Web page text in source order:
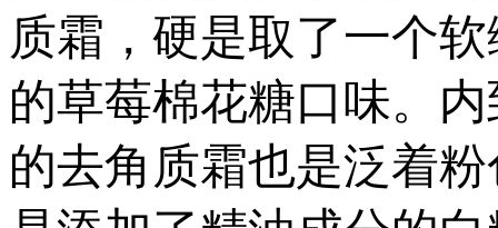
质霜，硬是取了一个
的草莓棉花糖口味。
的去角质霜也是泛着